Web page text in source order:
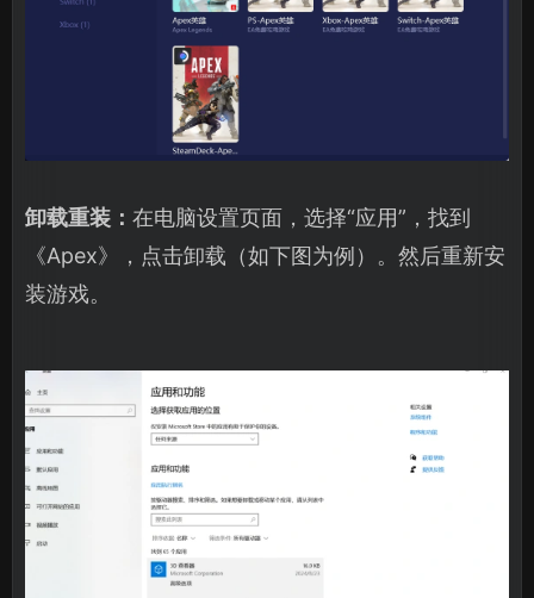
卸载重装： 在电脑设置页面，选择“应用”，找到
《Apex》，点击卸载（如下图为例）。然后重新安
装游戏。